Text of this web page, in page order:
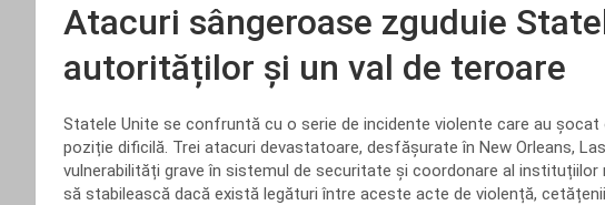
Atacuri sângeroase zguduie
autorităților și un val de teroare
Statele Unite se confruntă cu o serie de incidente violente care au
poziție dificilă. Trei atacuri devastatoare, desfășurate în New Orleans,
vulnerabilități grave în sistemul de securitate și coordonare al
să stabilească dacă există legături între aceste acte de violență,